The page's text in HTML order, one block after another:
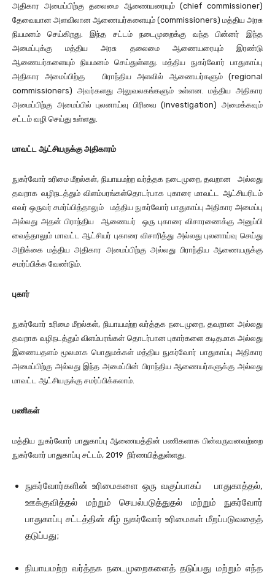
அதிகார அமைப்பிற்கு தலைமை ஆணையரையும் (chief commissioner)
தேவையான அளவிலான ஆணையர்களையும் (commissioners) மத்திய அரசு
நியமனம் செய்கிறது. இந்த சட்டம் நடைமுறைக்கு வந்த பின்னர் இந்த
அமைப்புக்கு மத்திய அரசு தலைமை ஆணையரையும் இரண்டு
ஆணையர்களையும் நியமனம் செய்துள்ளது. மத்திய நுகர்வோர் பாதுகாப்பு
அதிகார அமைப்பிற்கு பிராந்திய அளவில் ஆணையர்களும் (regional
commissioners) அவர்களது அலுவலகங்களும் உள்ளன. மத்திய அதிகார
அமைப்பிற்கு அமைப்பில் புலனாய்வு பிரிவை (investigation) அமைக்கவும்
சட்டம் வழி செய்து உள்ளது.
மாவட்ட ஆட்சியருக்கு அதிகாரம்
நுகர்வோர் உரிமை மீறல்கள், நியாயமற்ற வர்த்தக நடைமுறை, தவறான அல்லது
தவறாக வழிநடத்தும் விளம்பரங்கள்தொடர்பாக புகாரை மாவட்ட ஆட்சியரிடம்
எவர் ஒருவர் சமர்ப்பித்தாலும் மத்திய நுகர்வோர் பாதுகாப்பு அதிகார அமைப்பு
அல்லது அதன் பிராந்திய ஆணையர் ஒரு புகாரை விசாரணைக்கு அனுப்பி
வைத்தாலும் மாவட்ட ஆட்சியர் புகாரை விசாரித்து அல்லது புலனாய்வு செய்து
அறிக்கை மத்திய அதிகார அமைப்பிற்கு அல்லது பிராந்திய ஆணையருக்கு
சமர்ப்பிக்க வேண்டும்.
புகார்
நுகர்வோர் உரிமை மீறல்கள், நியாயமற்ற வர்த்தக நடைமுறை, தவறான அல்லது
தவறாக வழிநடத்தும் விளம்பரங்கள் தொடர்பான புகார்களை கடிதமாக அல்லது
இணையதளம் மூலமாக பொதுமக்கள் மத்திய நுகர்வோர் பாதுகாப்பு அதிகார
அமைப்பிற்கு அல்லது இந்த அமைப்பின் பிராந்திய ஆணையர்களுக்கு அல்லது
மாவட்ட ஆட்சியருக்கு சமர்ப்பிக்கலாம்.
பணிகள்
மத்திய நுகர்வோர் பாதுகாப்பு ஆணையத்தின் பணிகளாக பின்வருவனவற்றை
நுகர்வோர் பாதுகாப்பு சட்டம், 2019 நிர்ணயித்துள்ளது.
நுகர்வோர்களின் உரிமைகளை ஒரு வகுப்பாகப் பாதுகாத்தல்,
ஊக்குவித்தல் மற்றும் செயல்படுத்துதல் மற்றும் நுகர்வோர்
பாதுகாப்பு சட்டத்தின் கீழ் நுகர்வோர் உரிமைகள் மீறப்படுவதைத்
தடுப்பது;
நியாயமற்ற வர்த்தக நடைமுறைகளைத் தடுப்பது மற்றும் எந்த